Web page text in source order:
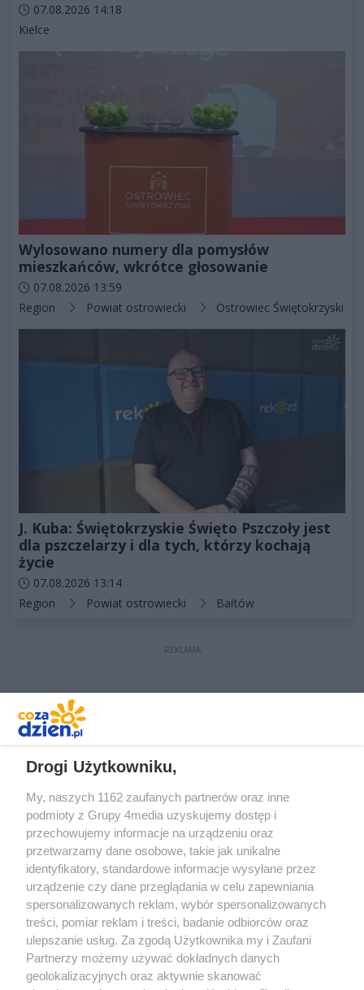
Data dodania artykułu:
07.08.2026 14:18
Kategorie artykułu:
Kielce
Wylosowano numery dla pomysłów
mieszkańców, wkrótce głosowanie
Data dodania artykułu:
07.08.2026 13:59
Kategorie artykułu:
Region Powiat ostrowiecki Ostrowiec Świętokrzyski
J. Kuba: Świętokrzyskie Święto Pszczoły jest
dla pszczelarzy i dla tych, którzy kochają
życie
Data dodania artykułu:
07.08.2026 13:14
Kategorie artykułu:
Region Powiat ostrowiecki Bałtów
REKLAMA
Prywatność Reklama Redakcja Praca Kielce
Drogi Użytkowniku,
My, naszych 1162 zaufanych partnerów oraz inne
podmioty z Grupy 4media uzyskujemy dostęp i
przechowujemy informacje na urządzeniu oraz
przetwarzamy dane osobowe, takie jak unikalne
identyfikatory, standardowe informacje wysyłane przez
urządzenie czy dane przeglądania w celu zapewniania
spersonalizowanych reklam, wybór spersonalizowanych
treści, pomiar reklam i treści, badanie odbiorców oraz
ulepszanie usług. Za zgodą Użytkownika my i Zaufani
Partnerzy możemy używać dokładnych danych
geolokalizacyjnych oraz aktywnie skanować